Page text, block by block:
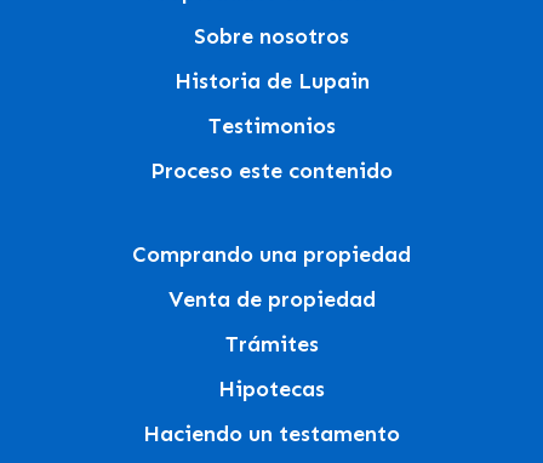
Sobre nosotros
Historia de Lupain
Testimonios
Proceso este contenido
Comprando una propiedad
Venta de propiedad
Trámites
Hipotecas
Haciendo un testamento